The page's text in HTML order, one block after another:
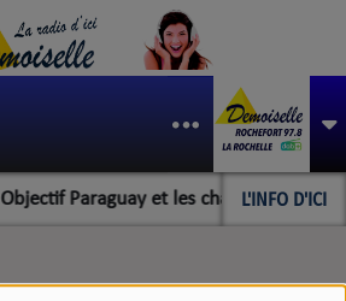
L'INFO D'ICI
Objectif Paraguay et les championnats